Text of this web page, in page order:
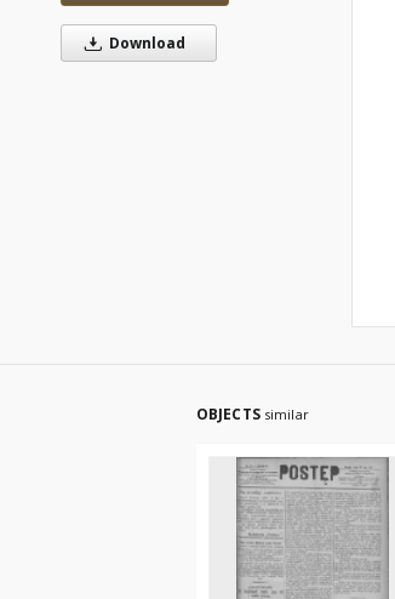
Download
OBJECTS similar